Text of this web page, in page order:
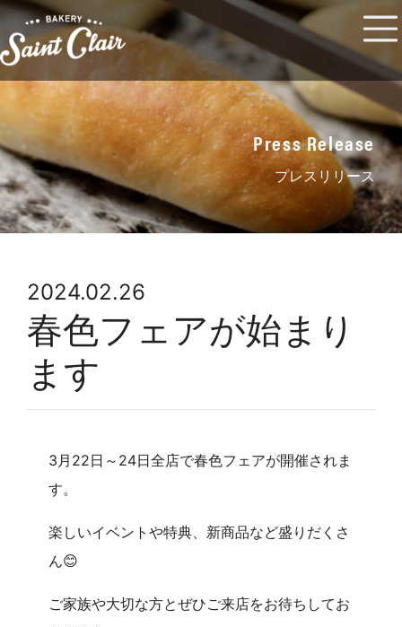
Press Release
プレスリリース
2024.02.26
春色フェアが始まり
ます
3月22日～24日全店で春色フェアが開催されま
す。
楽しいイベントや特典、新商品など盛りだくさ
ん😊
ご家族や大切な方とぜひご来店をお待ちしてお